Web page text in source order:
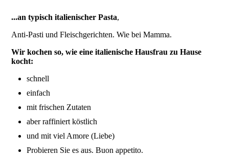
...an typisch italienischer Pasta,
Anti-Pasti und Fleischgerichten. Wie bei Mamma.
Wir kochen so, wie eine italienische Hausfrau zu Hause
kocht:
schnell
einfach
mit frischen Zutaten
aber raffiniert köstlich
und mit viel Amore (Liebe)
Probieren Sie es aus. Buon appetito.